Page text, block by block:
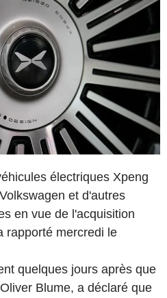
électriques Xpeng
et d'autres
en vue de l'acquisition
rapporté mercredi le
quelques jours après que
Blume, a déclaré que